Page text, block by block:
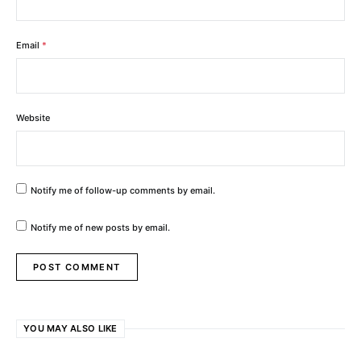
Email *
Website
Notify me of follow-up comments by email.
Notify me of new posts by email.
YOU MAY ALSO LIKE